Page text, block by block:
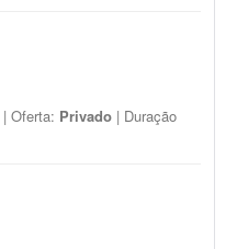
| Oferta: Privado | Duração